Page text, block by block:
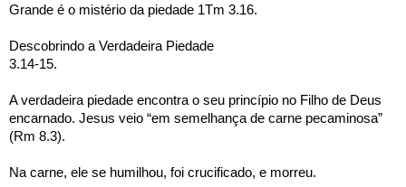
Grande é o mistério da piedade 1Tm 3.16.
Descobrindo a Verdadeira Piedade
3.14-15.
A verdadeira piedade encontra o seu princípio no Filho de Deus
encarnado. Jesus veio “em semelhança de carne pecaminosa”
(Rm 8.3).
Na carne, ele se humilhou, foi crucificado, e morreu.